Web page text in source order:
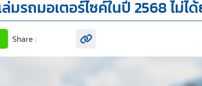
คคล และยินยอม
จ จำกัด รวมถึง
ธุรกิจและ/หรือ
หรือ เปิดเผย
อนไหวของ
ต่อและนำเสนอ
รส่งเสริมการ
ารต่างๆ แจ้ง
มรถมอเตอร์ไซค์ในปี 2568 ไม่
Share : Facebook share
Twitter share